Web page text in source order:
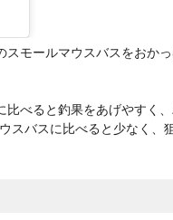
モールマウスバスをおかっ
べると釣果をあげやすく
バスに比べると少なく、